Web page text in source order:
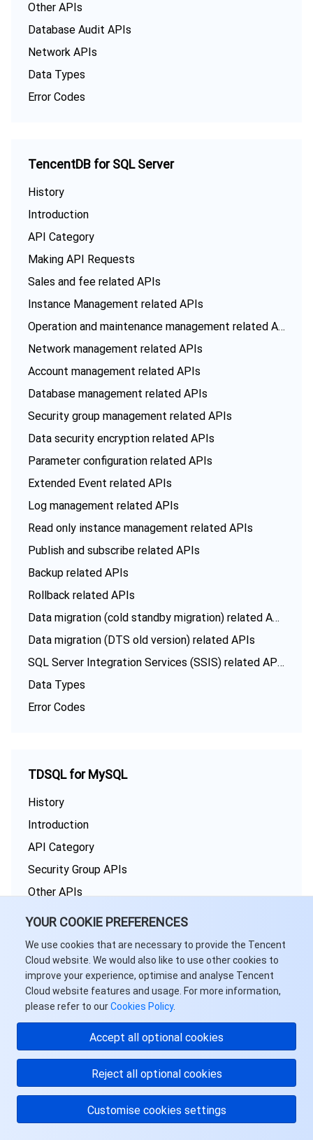
YOUR COOKIE PREFERENCES
We use cookies that are necessary to provide the Tencent
Cloud website. We would also like to use other cookies to
improve your experience, optimise and analyse Tencent
Cloud website features and usage. For more information,
please refer to ourCookies Policy.
Accept all optional cookies
Reject all optional cookies
Customise cookies settings
Other APIs
Database Audit APIs
Network APIs
Data Types
Error Codes
TencentDB for SQL Server
History
Introduction
API Category
Making API Requests
Sales and fee related APIs
Instance Management related APIs
Operation and maintenance management related APIs
Network management related APIs
Account management related APIs
Database management related APIs
Security group management related APIs
Data security encryption related APIs
Parameter configuration related APIs
Extended Event related APIs
Log management related APIs
Read only instance management related APIs
Publish and subscribe related APIs
Backup related APIs
Rollback related APIs
Data migration (cold standby migration) related APIs
Data migration (DTS old version) related APIs
SQL Server Integration Services (SSIS) related APIs
Data Types
Error Codes
TDSQL for MySQL
History
Introduction
API Category
Security Group APIs
Other APIs
Making API Requests
Data Types
Error Codes
Tencent Cloud Distributed Cache (Redis OSS-Compatible)
Introduction
API Category